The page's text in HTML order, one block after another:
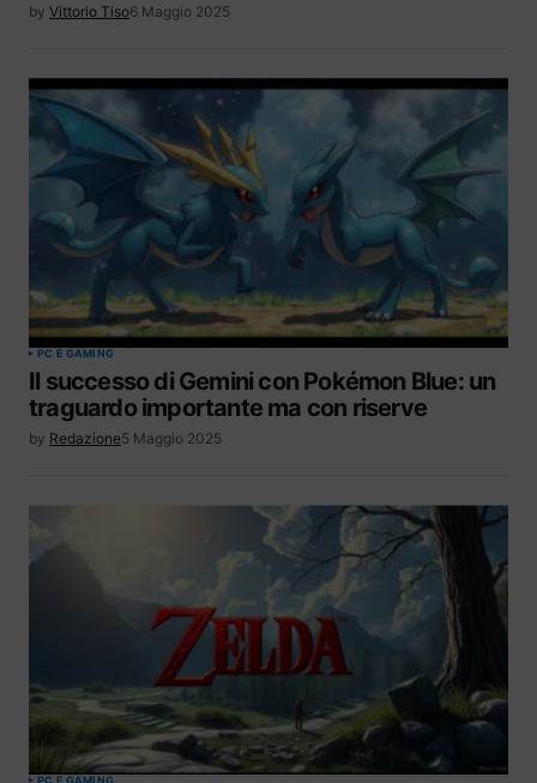
by Vittorio Tiso6 Maggio 2025
PC E GAMING
Il successo di Gemini con Pokémon Blue: un
traguardo importante ma con riserve
by Redazione5 Maggio 2025